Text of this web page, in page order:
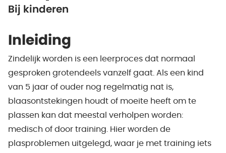
Bij kinderen
Inleiding
Zindelijk worden is een leerproces dat normaal
gesproken grotendeels vanzelf gaat. Als een kind
van 5 jaar of ouder nog regelmatig nat is,
blaasontstekingen houdt of moeite heeft om te
plassen kan dat meestal verholpen worden:
medisch of door training. Hier worden de
plasproblemen uitgelegd, waar je met training iets